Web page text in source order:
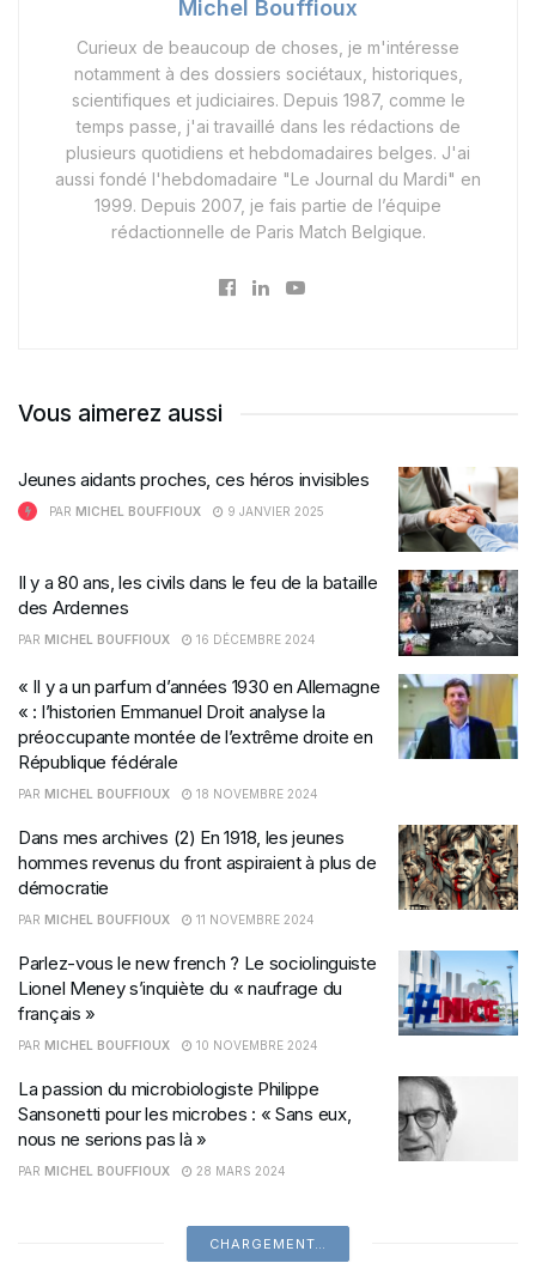
Michel Bouffioux
Curieux de beaucoup de choses, je m'intéresse
notamment à des dossiers sociétaux, historiques,
scientifiques et judiciaires. Depuis 1987, comme le
temps passe, j'ai travaillé dans les rédactions de
plusieurs quotidiens et hebdomadaires belges. J'ai
aussi fondé l'hebdomadaire "Le Journal du Mardi" en
1999. Depuis 2007, je fais partie de l’équipe
rédactionnelle de Paris Match Belgique.
Vous aimerez aussi
Jeunes aidants proches, ces héros invisibles
PAR MICHEL BOUFFIOUX 9 JANVIER 2025
Il y a 80 ans, les civils dans le feu de la bataille
des Ardennes
PAR MICHEL BOUFFIOUX 16 DÉCEMBRE 2024
« Il y a un parfum d’années 1930 en Allemagne
« : l’historien Emmanuel Droit analyse la
préoccupante montée de l’extrême droite en
République fédérale
PAR MICHEL BOUFFIOUX 18 NOVEMBRE 2024
Dans mes archives (2) En 1918, les jeunes
hommes revenus du front aspiraient à plus de
démocratie
PAR MICHEL BOUFFIOUX 11 NOVEMBRE 2024
Parlez-vous le new french ? Le sociolinguiste
Lionel Meney s’inquiète du « naufrage du
français »
PAR MICHEL BOUFFIOUX 10 NOVEMBRE 2024
La passion du microbiologiste Philippe
Sansonetti pour les microbes : « Sans eux,
nous ne serions pas là »
PAR MICHEL BOUFFIOUX 28 MARS 2024
CHARGEMENT…